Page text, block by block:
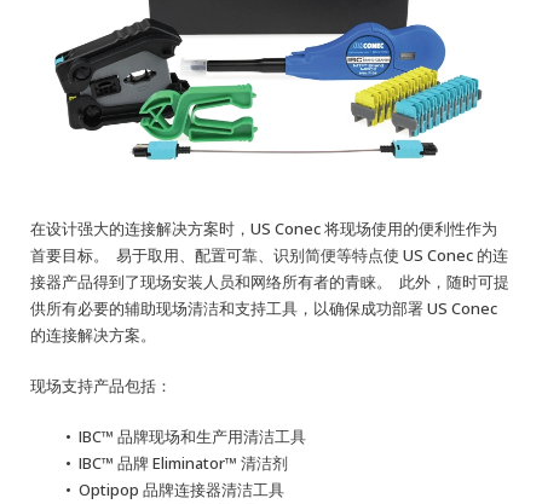
活动信息
在设计强大的连接解决方案时，US Conec 将现场使用的便利性作为
首要目标。 易于取用、配置可靠、识别简便等特点使 US Conec 的连
接器产品得到了现场安装人员和网络所有者的青睐。 此外，随时可提
供所有必要的辅助现场清洁和支持工具，以确保成功部署 US Conec
的连接解决方案。
现场支持产品包括：
IBC™ 品牌现场和生产用清洁工具
IBC™ 品牌 Eliminator™ 清洁剂
Optipop 品牌连接器清洁工具